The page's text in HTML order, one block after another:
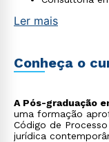
Ler mais
Conheça o
A Pós-graduação
uma formação
Código de
jurídica